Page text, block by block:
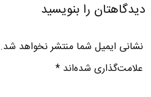
دیدگاهتان را بنویسید
نشانی ایمیل شما منتشر نخواهد شد.
علامت‌گذاری شده‌اند*